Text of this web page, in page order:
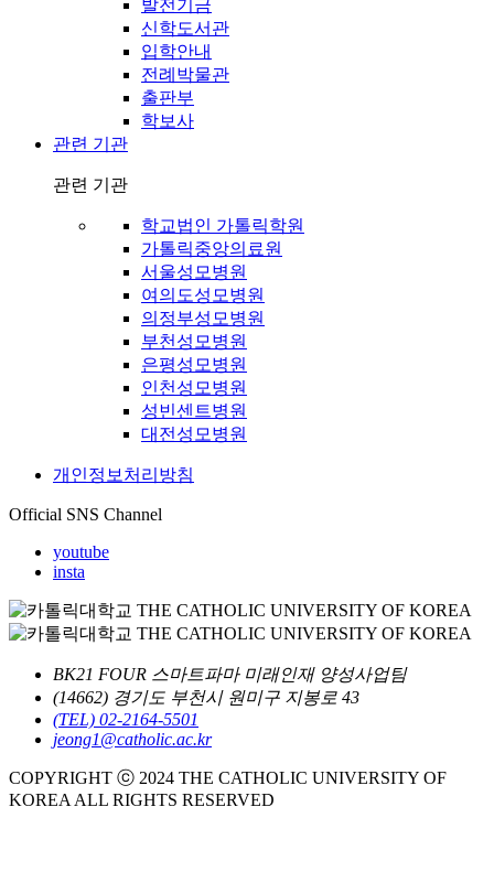
발전기금
신학도서관
입학안내
전례박물관
출판부
학보사
관련 기관
관련 기관
학교법인 가톨릭학원
가톨릭중앙의료원
서울성모병원
여의도성모병원
의정부성모병원
부천성모병원
은평성모병원
인천성모병원
성빈센트병원
대전성모병원
개인정보처리방침
Official SNS Channel
youtube
insta
BK21 FOUR 스마트파마 미래인재 양성사업팀
(14662) 경기도 부천시 원미구 지봉로 43
(TEL) 02-2164-5501
jeong1@catholic.ac.kr
COPYRIGHT ⓒ 2024 THE CATHOLIC UNIVERSITY OF
KOREA ALL RIGHTS RESERVED